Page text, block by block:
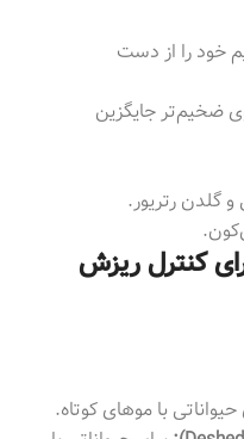
خود را از دست
ضخیم‌تر جایگزین
رتریور.
کنترل ریزش
حیواناتی با موهای کوتاه.